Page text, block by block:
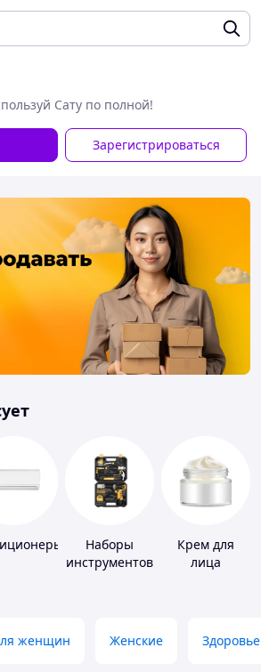
Сату по полной!
Зарегистрироваться
Наборы
инструментов
Крем для
лица
женщин Женские Здоровье